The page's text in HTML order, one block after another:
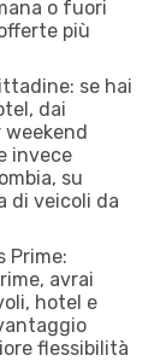
o fuori
più
se hai
dai
invece
su
di veicoli da
Prime:
avrai
hotel e
flessibilità